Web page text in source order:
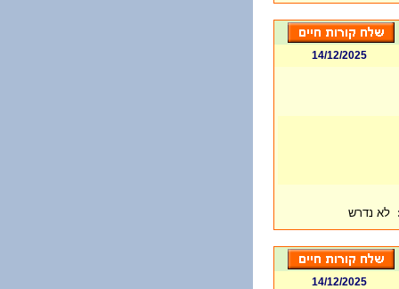
14/12/2025
: לא נדרש
14/12/2025